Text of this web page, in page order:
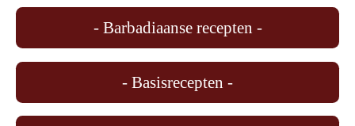
- Barbadiaanse recepten -
- Basisrecepten -